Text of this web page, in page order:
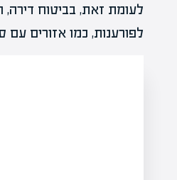
לעומת זאת, בביטוח דירה,
לפורענות, כמו אזורים עם